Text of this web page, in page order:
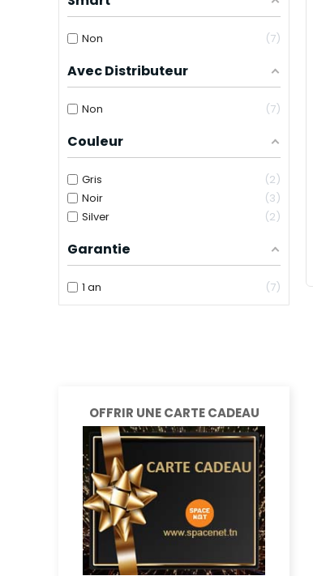
Non 7
Avec Distributeur
Non 7
Couleur
Gris
2
Noir
3
Silver
2
Garantie
1 an 7
OFFRIR UNE CARTE CADEAU